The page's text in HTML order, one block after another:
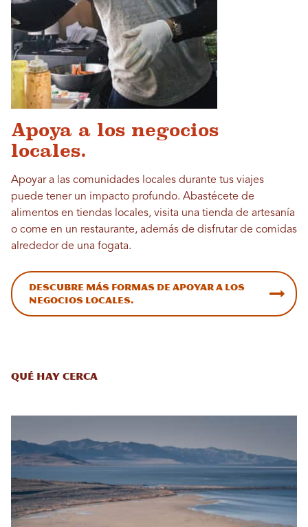
Apoya a los negocios
locales.
Apoyar a las comunidades locales durante tus viajes
puede tener un impacto profundo. Abastécete de
alimentos en tiendas locales, visita una tienda de artesanía
o come en un restaurante, además de disfrutar de comidas
alrededor de una fogata.
Descubre más formas de apoyar a los
negocios locales.
Qué hay cerca